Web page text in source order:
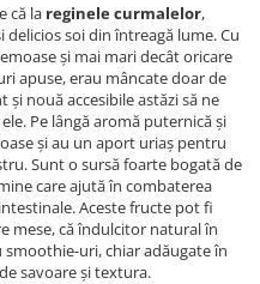
că la reginele curmalelor,
delicios soi din întreagă lume. Cu
și mai mari decât oricare
apuse, erau mâncate doar de
și nouă accesibile astăzi să ne
Pe lângă aromă puternică și
și au un aport uriaș pentru
Sunt o sursă foarte bogată de
care ajută în combaterea
Aceste fructe pot fi
mese, că îndulcitor natural în
smoothie-uri, chiar adăugate în
savoare și textura.